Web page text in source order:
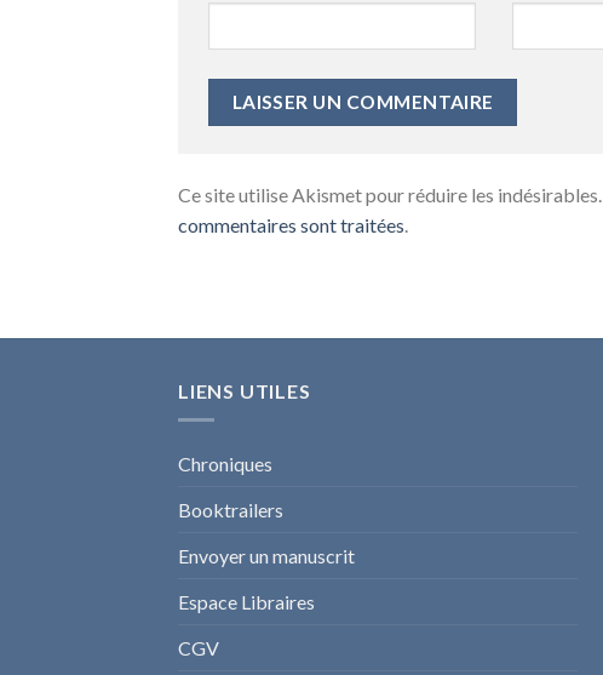
Ce site utilise Akismet pour réduire les indésirables.
commentaires sont traitées.
LIENS UTILES
Chroniques
Booktrailers
Envoyer un manuscrit
Espace Libraires
CGV